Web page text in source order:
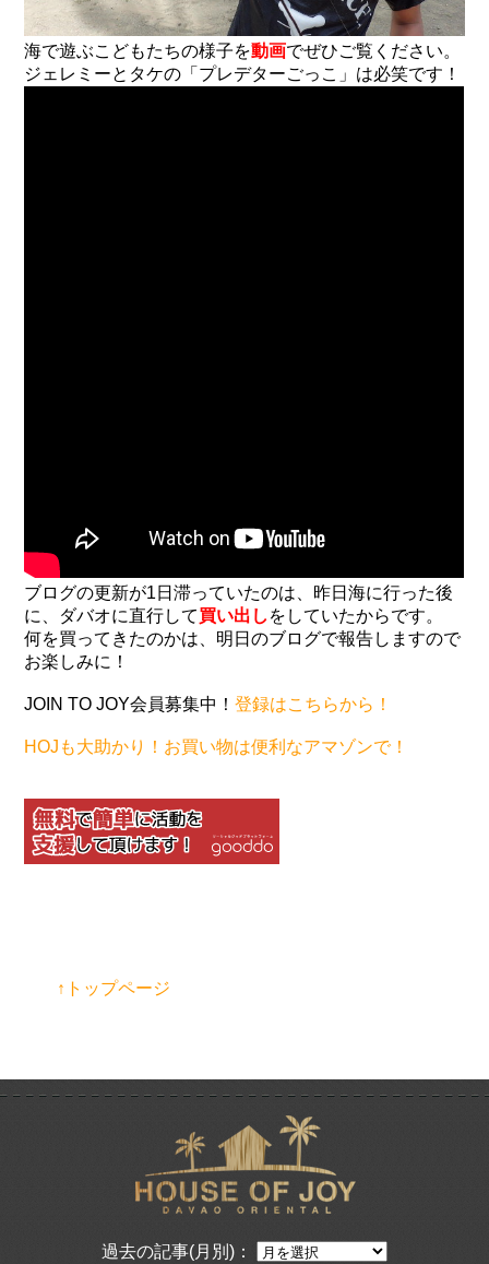
海で遊ぶこどもたちの様子を動画でぜひご覧ください。
ジェレミーとタケの「プレデターごっこ」は必笑です！
ブログの更新が1日滞っていたのは、昨日海に行った後
に、ダバオに直行して買い出し をしていたからです。
何を買ってきたのかは、明日のブログで報告しますので
お楽しみに！
JOIN TO JOY会員募集中！登録はこちらから！
HOJも大助かり！お買い物は便利なアマゾンで！
↑トップページ
過去の記事(月別)：